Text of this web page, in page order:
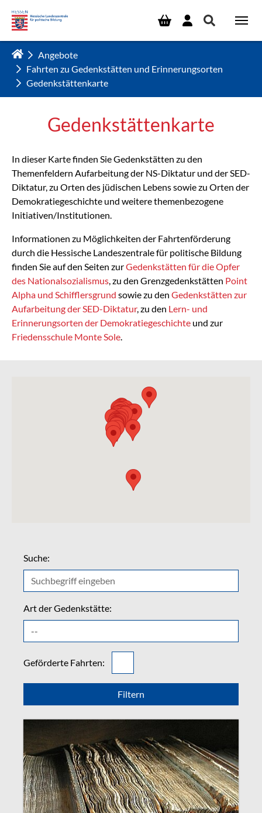
Zum Hauptinhalt springen
Angebote
Fahrten zu Gedenkstätten und Erinnerungsorten
Gedenkstättenkarte
Gedenkstättenkarte
In dieser Karte finden Sie Gedenkstätten zu den
Themenfeldern Aufarbeitung der NS-Diktatur und der SED-
Diktatur, zu Orten des jüdischen Lebens sowie zu Orten der
Demokratiegeschichte und weitere themenbezogene
Initiativen/Institutionen.
Informationen zu Möglichkeiten der Fahrtenförderung
durch die Hessische Landeszentrale für politische Bildung
finden Sie auf den Seiten zurGedenkstätten für die Opfer
des Nationalsozialismus, zu den Grenzgedenkstätten Point
Alpha und Schifflersgrund sowie zu den Gedenkstätten zur
Aufarbeitung der SED-Diktatur, zu den Lern- und
Erinnerungsorten der Demokratiegeschichte und zur
Friedensschule Monte Sole.
Suche:
Art der Gedenkstätte:
Geförderte Fahrten: